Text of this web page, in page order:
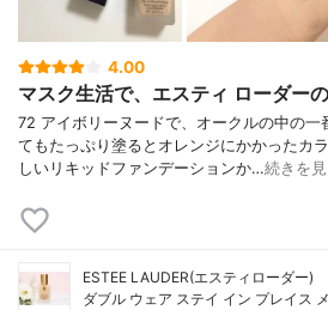
4.00
マスク生活で、エスティ ローダー
72 アイボリーヌードで、オークルの中の一
てもたっぷり塗るとオレンジにかかったカ
しいリキッドファンデーションか…続きを
ESTEE LAUDER(エスティローダー)
ダブル ウェア ステイ イン プレイス